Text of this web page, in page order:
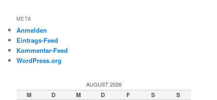
META
Anmelden
Eintrags-Feed
Kommentar-Feed
WordPress.org
AUGUST 2026
M D M D F S
S